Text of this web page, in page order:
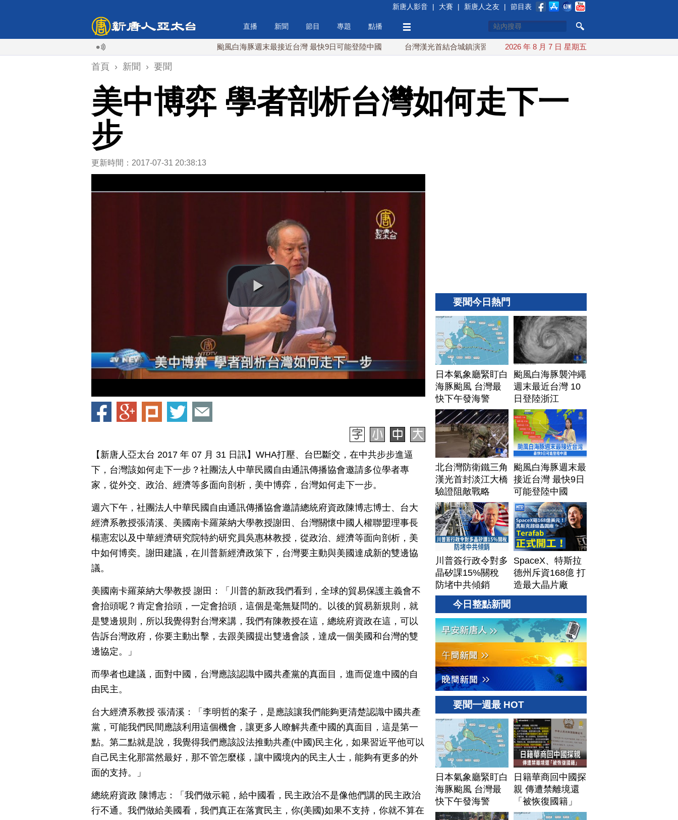
新唐人影音 | 大賽 | 新唐人之友 | 節目表
直播 新聞 節目 專題 點播
颱風白海豚週末最接近台灣 最快9日可能登陸中國 台灣漢光首結合城鎮演習 AIT連續發文讚「韌性台灣」 搞分化？美情報：普京最快今
2026 年 8 月 7 日 星期五
首頁 › 新聞 › 要聞
美中博弈 學者剖析台灣如何走下一
步
更新時間：2017-07-31 20:38:13
【新唐人亞太台 2017 年 07 月 31 日訊】WHA打壓、台巴斷交，在中共步步進逼
下，台灣該如何走下一步？社團法人中華民國自由通訊傳播協會邀請多位學者專
家，從外交、政治、經濟等多面向剖析，美中博弈，台灣如何走下一步。
週六下午，社團法人中華民國自由通訊傳播協會邀請總統府資政陳博志博士、台大
經濟系教授張清溪、美國南卡羅萊納大學教授謝田、台灣關懷中國人權聯盟理事長
楊憲宏以及中華經濟研究院特約研究員吳惠林教授，從政治、經濟等面向剖析，美
中如何博奕。謝田建議，在川普新經濟政策下，台灣要主動與美國達成新的雙邊協
議。
美國南卡羅萊納大學教授 謝田：「川普的新政我們看到，全球的貿易保護主義會不
會抬頭呢？肯定會抬頭，一定會抬頭，這個是毫無疑問的。以後的貿易新規則，就
是雙邊規則，所以我覺得對台灣來講，我們有陳教授在這，總統府資政在這，可以
告訴台灣政府，你要主動出擊，去跟美國提出雙邊會談，達成一個美國和台灣的雙
邊協定。」
而學者也建議，面對中國，台灣應該認識中國共產黨的真面目，進而促進中國的自
由民主。
台大經濟系教授 張清溪：「李明哲的案子，是應該讓我們能夠更清楚認識中國共產
黨，可能我們民間應該利用這個機會，讓更多人瞭解共產中國的真面目，這是第一
點。第二點就是說，我覺得我們應該設法推動共產(中國)民主化，如果習近平他可以
自己民主化那當然最好，那不管怎麼樣，讓中國境內的民主人士，能夠有更多的外
面的支持。」
總統府資政 陳博志：「我們做示範，給中國看，民主政治不是像他們講的民主政治
行不通。我們做給美國看，我們真正在落實民主，你(美國)如果不支持，你就不算在
要聞今日熱門
日本氣象廳緊盯白
海豚颱風 台灣最
快下午發海警
颱風白海豚襲沖繩
週末最近台灣 10
日登陸浙江
北台灣防衛鐵三角
漢光首封淡江大橋
驗證阻敵戰略
颱風白海豚週末最
接近台灣 最快9日
可能登陸中國
川普簽行政令對多
晶矽課15%關稅
防堵中共傾銷
SpaceX、特斯拉
德州斥資168億 打
造最大晶片廠
Terafab
今日整點新聞
要聞一週最 HOT
日本氣象廳緊盯白
海豚颱風 台灣最
快下午發海警
日籍華商回中國探
親 傳遭禁離境還
「被恢復國籍」